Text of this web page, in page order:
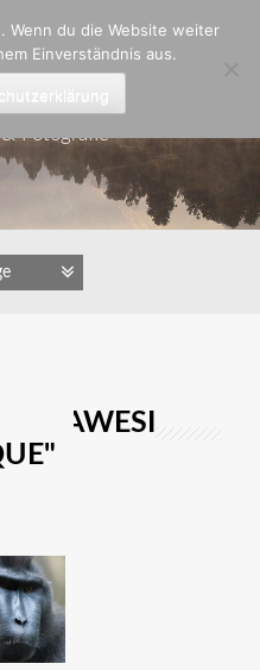
Fotografie
Wenn du die Website weiter
Einverständnis aus.